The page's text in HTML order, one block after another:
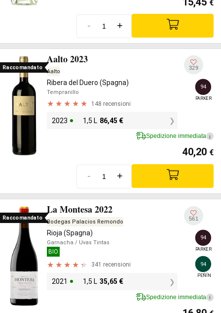
€
- +
Raccomandato
Aalto 2023
Aalto
Ribera del Duero (Spagna)
Tempranillo
148 recensioni
2023 1,5 L 86,45 €
329
94
PARKER
Spedizione immediata i
40,20 €
- +
Raccomandato
La Montesa 2022
Bodegas Palacios Remondo
Rioja (Spagna)
Garnacha / Uvas Tintas
BIO
341 recensioni
2021 1,5 L 35,65 €
561
94
PARKER
94
PEÑÍN
Spedizione immediata i